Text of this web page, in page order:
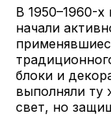
В 1950–1960-х
начали
блоки и
выполняли ту
свет, но